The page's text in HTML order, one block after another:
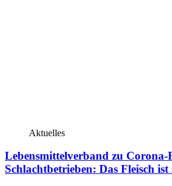
Aktuelles
Lebensmittelverband zu Corona-
Schlachtbetrieben: Das Fleisch ist